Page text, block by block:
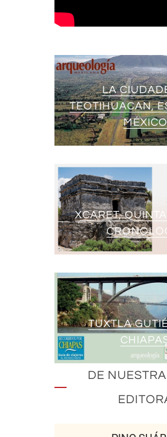
LA
TEOTIHUACAN,
MÉXICO
XCARET,
TUXTLA
DE